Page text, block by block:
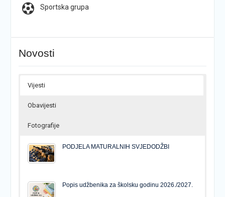
Sportska grupa
Novosti
Vijesti
Obavijesti
Fotografije
PODJELA MATURALNIH SVJEDODŽBI
Popis udžbenika za školsku godinu 2026./2027.